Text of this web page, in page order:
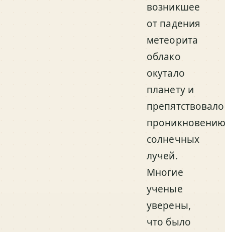
возникшее
от падения
метеорита
облако
окутало
планету и
препятствовало
солнечных
лучей.
Многие
ученые
уверены,
что было